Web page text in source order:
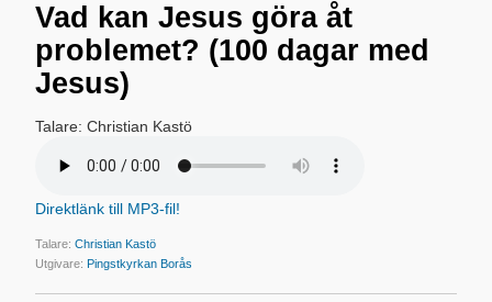
Vad kan Jesus göra åt
problemet? (100 dagar med
Jesus)
Talare: Christian Kastö
Direktlänk till MP3-fil!
Talare:Christian Kastö
Utgivare:Pingstkyrkan Borås